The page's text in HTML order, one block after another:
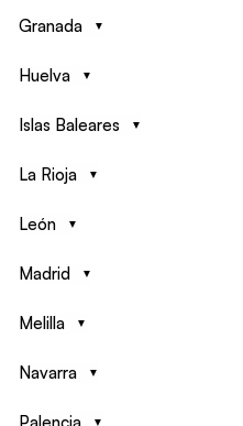
Granada
Huelva
Islas Baleares
La Rioja
León
Madrid
Melilla
Navarra
Palencia